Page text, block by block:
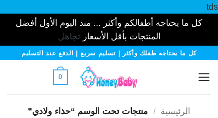
tds
كل ما يحتاجه أطفالكم وأكثر ... منذ اليوم الأول أفضل
المنتجات بأقل الأسعارتجاهل
تخطيكل ما يحتاجه طفلك وأكثر | تسليم سريع | الدفع عند التسليم
0
الرئيسية / منتجات تحت الوسم “حذاء ولادي”